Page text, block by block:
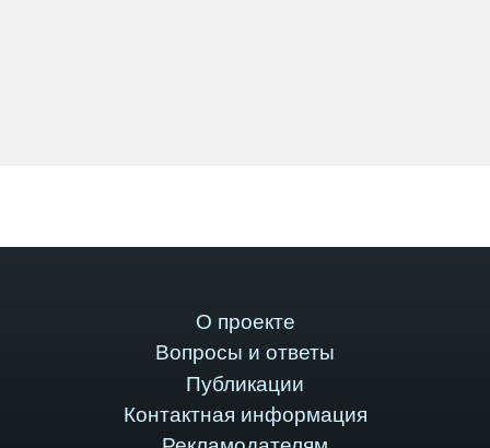
О проекте
Вопросы и ответы
Публикации
Контактная информация